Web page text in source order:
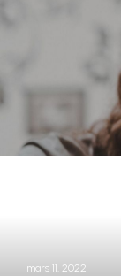
mars 11, 2022